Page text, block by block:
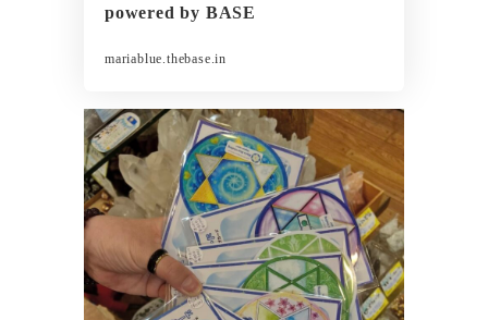
powered by BASE
mariablue.thebase.in